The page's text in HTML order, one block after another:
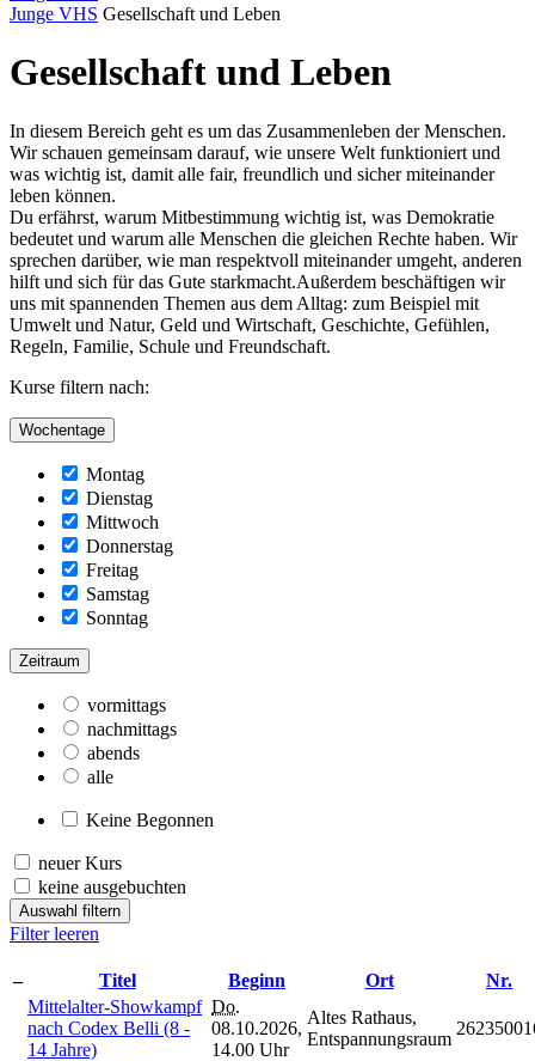
Junge VHS Gesellschaft und Leben
Gesellschaft und Leben
In diesem Bereich geht es um das Zusammenleben der Menschen.
Wir schauen gemeinsam darauf, wie unsere Welt funktioniert und
was wichtig ist, damit alle fair, freundlich und sicher miteinander
leben können.
Du erfährst, warum Mitbestimmung wichtig ist, was Demokratie
bedeutet und warum alle Menschen die gleichen Rechte haben. Wir
sprechen darüber, wie man respektvoll miteinander umgeht, anderen
hilft und sich für das Gute starkmacht.Außerdem beschäftigen wir
uns mit spannenden Themen aus dem Alltag: zum Beispiel mit
Umwelt und Natur, Geld und Wirtschaft, Geschichte, Gefühlen,
Regeln, Familie, Schule und Freundschaft.
Kurse filtern nach:
Wochentage
Montag
Dienstag
Mittwoch
Donnerstag
Freitag
Samstag
Sonntag
Zeitraum
vormittags
nachmittags
abends
alle
Keine Begonnen
neuer Kurs
keine ausgebuchten
Auswahl filtern
Filter leeren
– Titel Beginn Ort
Nr.
Mittelalter-Showkampf
nach Codex Belli (8 -
14 Jahre)
Do.
08.10.2026,
14.00 Uhr
Altes Rathaus,
Entspannungsraum